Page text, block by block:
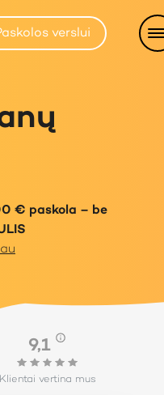
verslui
€ paskola – be
9,1
Klientai vertina mus